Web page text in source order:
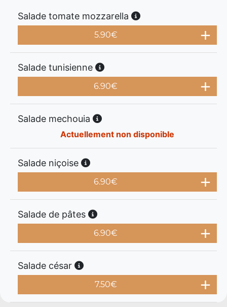
Salade tomate mozzarella
5.90€
Salade tunisienne
6.90€
Salade mechouia
Actuellement non disponible
Salade niçoise
6.90€
Salade de pâtes
6.90€
Salade césar
7.50€